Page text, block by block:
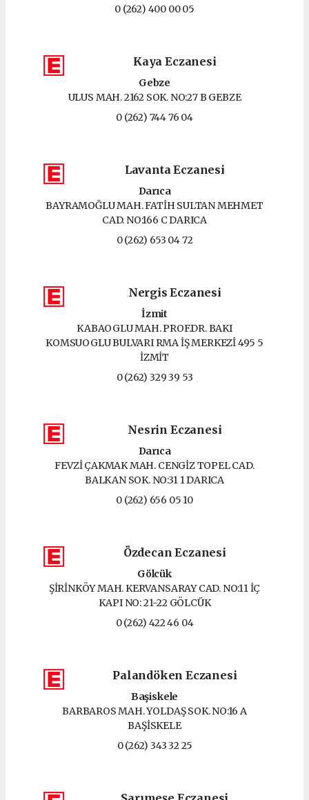
0 (262) 400 00 05
Kaya Eczanesi
Gebze
ULUS MAH. 2162 SOK. NO:27 B GEBZE
0 (262) 744 76 04
Lavanta Eczanesi
Darıca
BAYRAMOĞLU MAH. FATİH SULTAN MEHMET
CAD. NO:166 C DARICA
0 (262) 653 04 72
Nergis Eczanesi
İzmit
KABAOGLU MAH. PROF.DR. BAKI
KOMSUOGLU BULVARI RMA İŞ MERKEZİ 495 5
İZMİT
0 (262) 329 39 53
Nesrin Eczanesi
Darıca
FEVZİ ÇAKMAK MAH. CENGİZ TOPEL CAD.
BALKAN SOK. NO:31 1 DARICA
0 (262) 656 05 10
Özdecan Eczanesi
Gölcük
ŞİRİNKÖY MAH. KERVANSARAY CAD. NO:11 İÇ
KAPI NO: 21-22 GÖLCÜK
0 (262) 422 46 04
Palandöken Eczanesi
Başiskele
BARBAROS MAH. YOLDAŞ SOK. NO:16 A
BAŞİSKELE
0 (262) 343 32 25